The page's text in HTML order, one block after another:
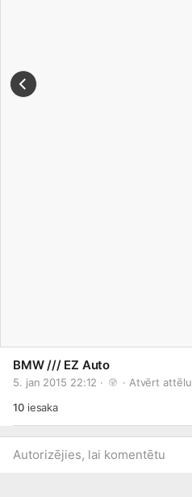
BMW /// EZ Auto
5. jan 2015 22:12 · · Atvērt
10iesaka
Autorizējies, lai komentētu